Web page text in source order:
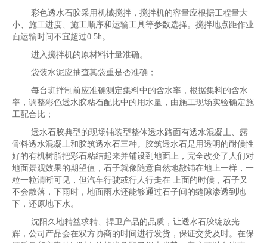
彩色透水石胶采用机械搅拌，搅拌机的容量应根据工程量大
小、施工进度、施工顺序和运输工具等参数选择。搅拌地点距作业
面运输时间不宜超过0.5h。
进入搅拌机的原材料计量准确。
袋装水泥应抽查其袋重是否准确；
每台班拌制前应准确测定集料中的含水率，根据集料的含水
率，调整彩色透水胶粘石配比中的用水量，由施工现场实验确定施
工配合比；
透水石胶典型的现场铺装型整体透水路面有透水混凝土、露
骨料透水混凝土和胶筑透水石三种。胶筑透水石是用透明的耐候性
好的有机树脂把彩石粘结起来并铺设到地面上，完全改变了人们对
地面景观效果的期望值，石子就像随意自然地散铺在地上一样，一
粒一粒清晰可见，但汽车行驶或行人行走在 上面的时候，石子又
不会散落，下雨时，地面雨水还能够通过石子间的缝隙渗透到地
下，还原地下水。
沈阳久地精益求精、捍卫产品的品质，让透水石胶绽放光
辉，公司产品会在双方协商的时间进行发货，保证交货及时。在保